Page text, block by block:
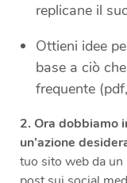
replicane il
Ottieni idee
base a ciò
frequente
2. Ora dobbiamo
un’azione
tuo sito web da un